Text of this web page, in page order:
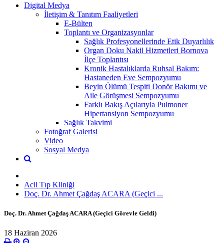
Digital Medya
İletişim & Tanıtım Faaliyetleri
E-Bülten
Toplantı ve Organizasyonlar
Sağlık Profesyonellerinde Etik Duyarlılık
Organ Doku Nakil Hizmetleri Bornova
İlçe Toplantısı
Kronik Hastalıklarda Ruhsal Bakım:
Hastaneden Eve Sempozyumu
Beyin Ölümü Tespiti Donör Bakımı ve
Aile Görüşmesi Sempozyumu
Farklı Bakış Açılarıyla Pulmoner
Hipertansiyon Sempozyumu
Sağlık Takvimi
Fotoğraf Galerisi
Video
Sosyal Medya
Acil Tıp Kliniği
Doç. Dr. Ahmet Çağdaş ACARA (Geçici ...
Doç. Dr. Ahmet Çağdaş ACARA (Geçici Görevle Geldi)
18 Haziran 2026